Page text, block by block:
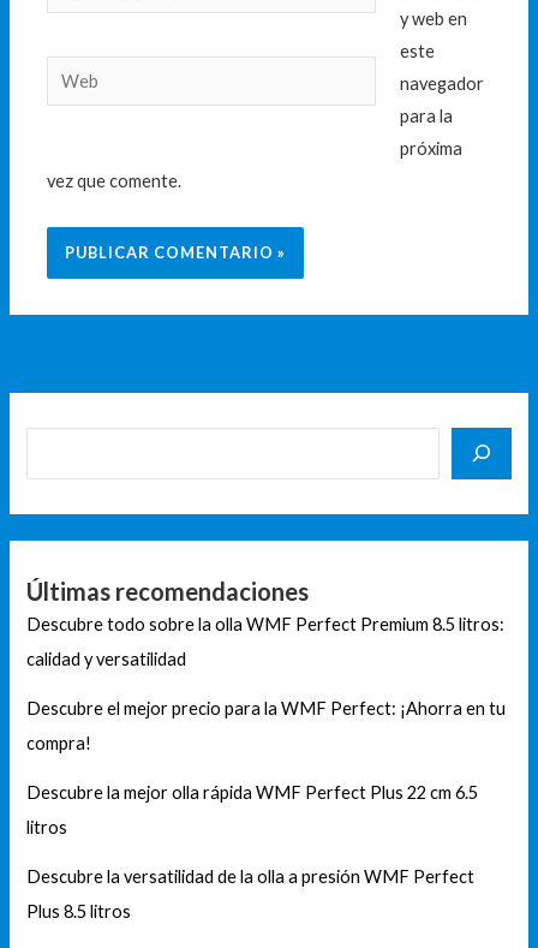
electrónico*
Web
y web en
este
navegador
para la
próxima
vez que comente.
Últimas recomendaciones
Descubre todo sobre la olla WMF Perfect Premium 8.5 litros:
calidad y versatilidad
Descubre el mejor precio para la WMF Perfect: ¡Ahorra en tu
compra!
Descubre la mejor olla rápida WMF Perfect Plus 22 cm 6.5
litros
Descubre la versatilidad de la olla a presión WMF Perfect
Plus 8.5 litros